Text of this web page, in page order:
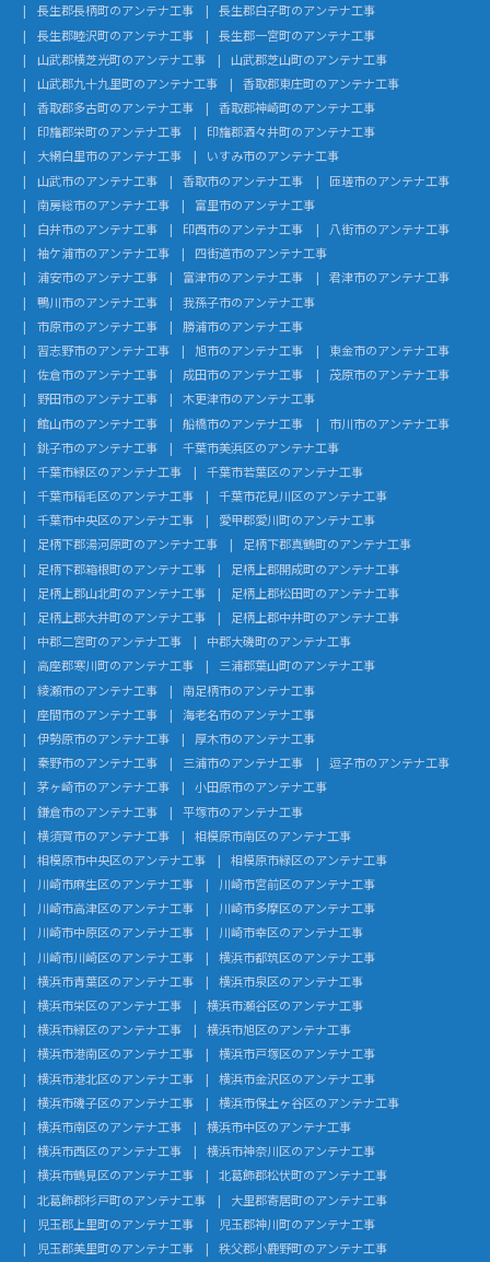
長生郡長柄町のアンテナ工事
長生郡白子町のアンテナ工事
長生郡睦沢町のアンテナ工事
長生郡一宮町のアンテナ工事
山武郡横芝光町のアンテナ工事
山武郡芝山町のアンテナ工事
山武郡九十九里町のアンテナ工事
香取郡東庄町のアンテナ工事
香取郡多古町のアンテナ工事
香取郡神崎町のアンテナ工事
印旛郡栄町のアンテナ工事
印旛郡酒々井町のアンテナ工事
大網白里市のアンテナ工事
いすみ市のアンテナ工事
山武市のアンテナ工事
香取市のアンテナ工事
匝瑳市のアンテナ工事
南房総市のアンテナ工事
富里市のアンテナ工事
白井市のアンテナ工事
印西市のアンテナ工事
八街市のアンテナ工事
袖ケ浦市のアンテナ工事
四街道市のアンテナ工事
浦安市のアンテナ工事
富津市のアンテナ工事
君津市のアンテナ工事
鴨川市のアンテナ工事
我孫子市のアンテナ工事
市原市のアンテナ工事
勝浦市のアンテナ工事
習志野市のアンテナ工事
旭市のアンテナ工事
東金市のアンテナ工事
佐倉市のアンテナ工事
成田市のアンテナ工事
茂原市のアンテナ工事
野田市のアンテナ工事
木更津市のアンテナ工事
館山市のアンテナ工事
船橋市のアンテナ工事
市川市のアンテナ工事
銚子市のアンテナ工事
千葉市美浜区のアンテナ工事
千葉市緑区のアンテナ工事
千葉市若葉区のアンテナ工事
千葉市稲毛区のアンテナ工事
千葉市花見川区のアンテナ工事
千葉市中央区のアンテナ工事
愛甲郡愛川町のアンテナ工事
足柄下郡湯河原町のアンテナ工事
足柄下郡真鶴町のアンテナ工事
足柄下郡箱根町のアンテナ工事
足柄上郡開成町のアンテナ工事
足柄上郡山北町のアンテナ工事
足柄上郡松田町のアンテナ工事
足柄上郡大井町のアンテナ工事
足柄上郡中井町のアンテナ工事
中郡二宮町のアンテナ工事
中郡大磯町のアンテナ工事
高座郡寒川町のアンテナ工事
三浦郡葉山町のアンテナ工事
綾瀬市のアンテナ工事
南足柄市のアンテナ工事
座間市のアンテナ工事
海老名市のアンテナ工事
伊勢原市のアンテナ工事
厚木市のアンテナ工事
秦野市のアンテナ工事
三浦市のアンテナ工事
逗子市のアンテナ工事
茅ヶ崎市のアンテナ工事
小田原市のアンテナ工事
鎌倉市のアンテナ工事
平塚市のアンテナ工事
横須賀市のアンテナ工事
相模原市南区のアンテナ工事
相模原市中央区のアンテナ工事
相模原市緑区のアンテナ工事
川崎市麻生区のアンテナ工事
川崎市宮前区のアンテナ工事
川崎市高津区のアンテナ工事
川崎市多摩区のアンテナ工事
川崎市中原区のアンテナ工事
川崎市幸区のアンテナ工事
川崎市川崎区のアンテナ工事
横浜市都筑区のアンテナ工事
横浜市青葉区のアンテナ工事
横浜市泉区のアンテナ工事
横浜市栄区のアンテナ工事
横浜市瀬谷区のアンテナ工事
横浜市緑区のアンテナ工事
横浜市旭区のアンテナ工事
横浜市港南区のアンテナ工事
横浜市戸塚区のアンテナ工事
横浜市港北区のアンテナ工事
横浜市金沢区のアンテナ工事
横浜市磯子区のアンテナ工事
横浜市保土ヶ谷区のアンテナ工事
横浜市南区のアンテナ工事
横浜市中区のアンテナ工事
横浜市西区のアンテナ工事
横浜市神奈川区のアンテナ工事
横浜市鶴見区のアンテナ工事
北葛飾郡松伏町のアンテナ工事
北葛飾郡杉戸町のアンテナ工事
大里郡寄居町のアンテナ工事
児玉郡上里町のアンテナ工事
児玉郡神川町のアンテナ工事
児玉郡美里町のアンテナ工事
秩父郡小鹿野町のアンテナ工事